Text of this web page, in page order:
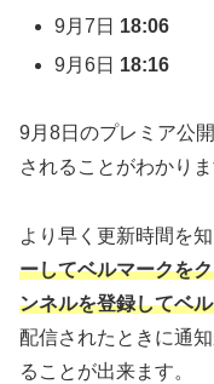
9月7日 18:06
9月6日 18:16
9月8日のプレミア公開
されることがわかりま
より早く更新時間を
ーしてベルマークを
ンネルを登録してベ
配信されたときに通
ることが出来ます。